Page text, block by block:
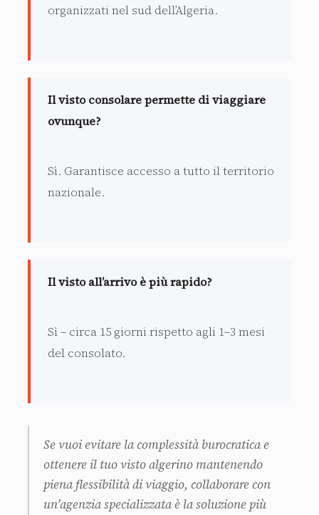
organizzati nel sud dell’Algeria.
Il visto consolare permette di viaggiare
ovunque?
Sì. Garantisce accesso a tutto il territorio
nazionale.
Il visto all’arrivo è più rapido?
Sì – circa 15 giorni rispetto agli 1–3 mesi
del consolato.
Se vuoi evitare la complessità burocratica e
ottenere il tuo visto algerino mantenendo
piena flessibilità di viaggio, collaborare con
un’agenzia specializzata è la soluzione più